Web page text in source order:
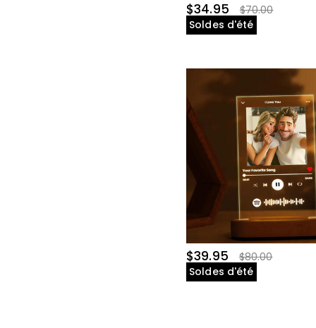
$34.95
$70.00
Soldes d'été
$39.95
$80.00
Soldes d'été